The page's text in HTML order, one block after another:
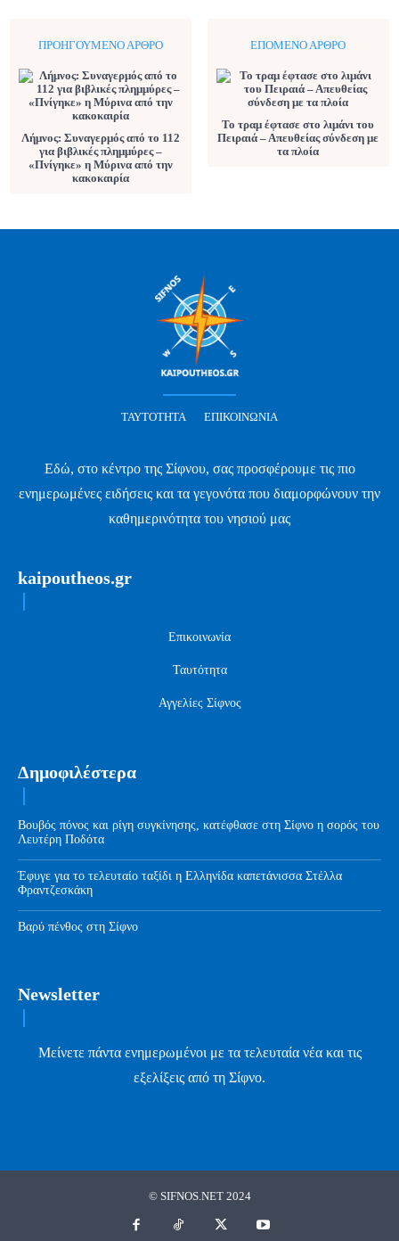
ΠΡΟΗΓΟΎΜΕΝΟ ΆΡΘΡΟ
Λήμνος: Συναγερμός από το 112
για βιβλικές πλημμύρες –
«Πνίγηκε» η Μύρινα από την
κακοκαιρία
ΕΠΌΜΕΝΟ ΆΡΘΡΟ
Το τραμ έφτασε στο λιμάνι του
Πειραιά – Απευθείας σύνδεση με
τα πλοία
ΤΑΥΤΌΤΗΤΑ ΕΠΙΚΟΙΝΩΝΊΑ
Εδώ, στο κέντρο της Σίφνου, σας προσφέρουμε τις πιο
ενημερωμένες ειδήσεις και τα γεγονότα που διαμορφώνουν την
καθημερινότητα του νησιού μας
kaipoutheos.gr
Επικοινωνία
Ταυτότητα
Αγγελίες Σίφνος
Δημοφιλέστερα
Βουβός πόνος και ρίγη συγκίνησης, κατέφθασε στη Σίφνο η σορός του
Λευτέρη Ποδότα
Έφυγε για το τελευταίο ταξίδι η Ελληνίδα καπετάνισσα Στέλλα
Φραντζεσκάκη
Βαρύ πένθος στη Σίφνο
Newsletter
Μείνετε πάντα ενημερωμένοι με τα τελευταία νέα και τις
εξελίξεις από τη Σίφνο.
© SIFNOS.NET 2024